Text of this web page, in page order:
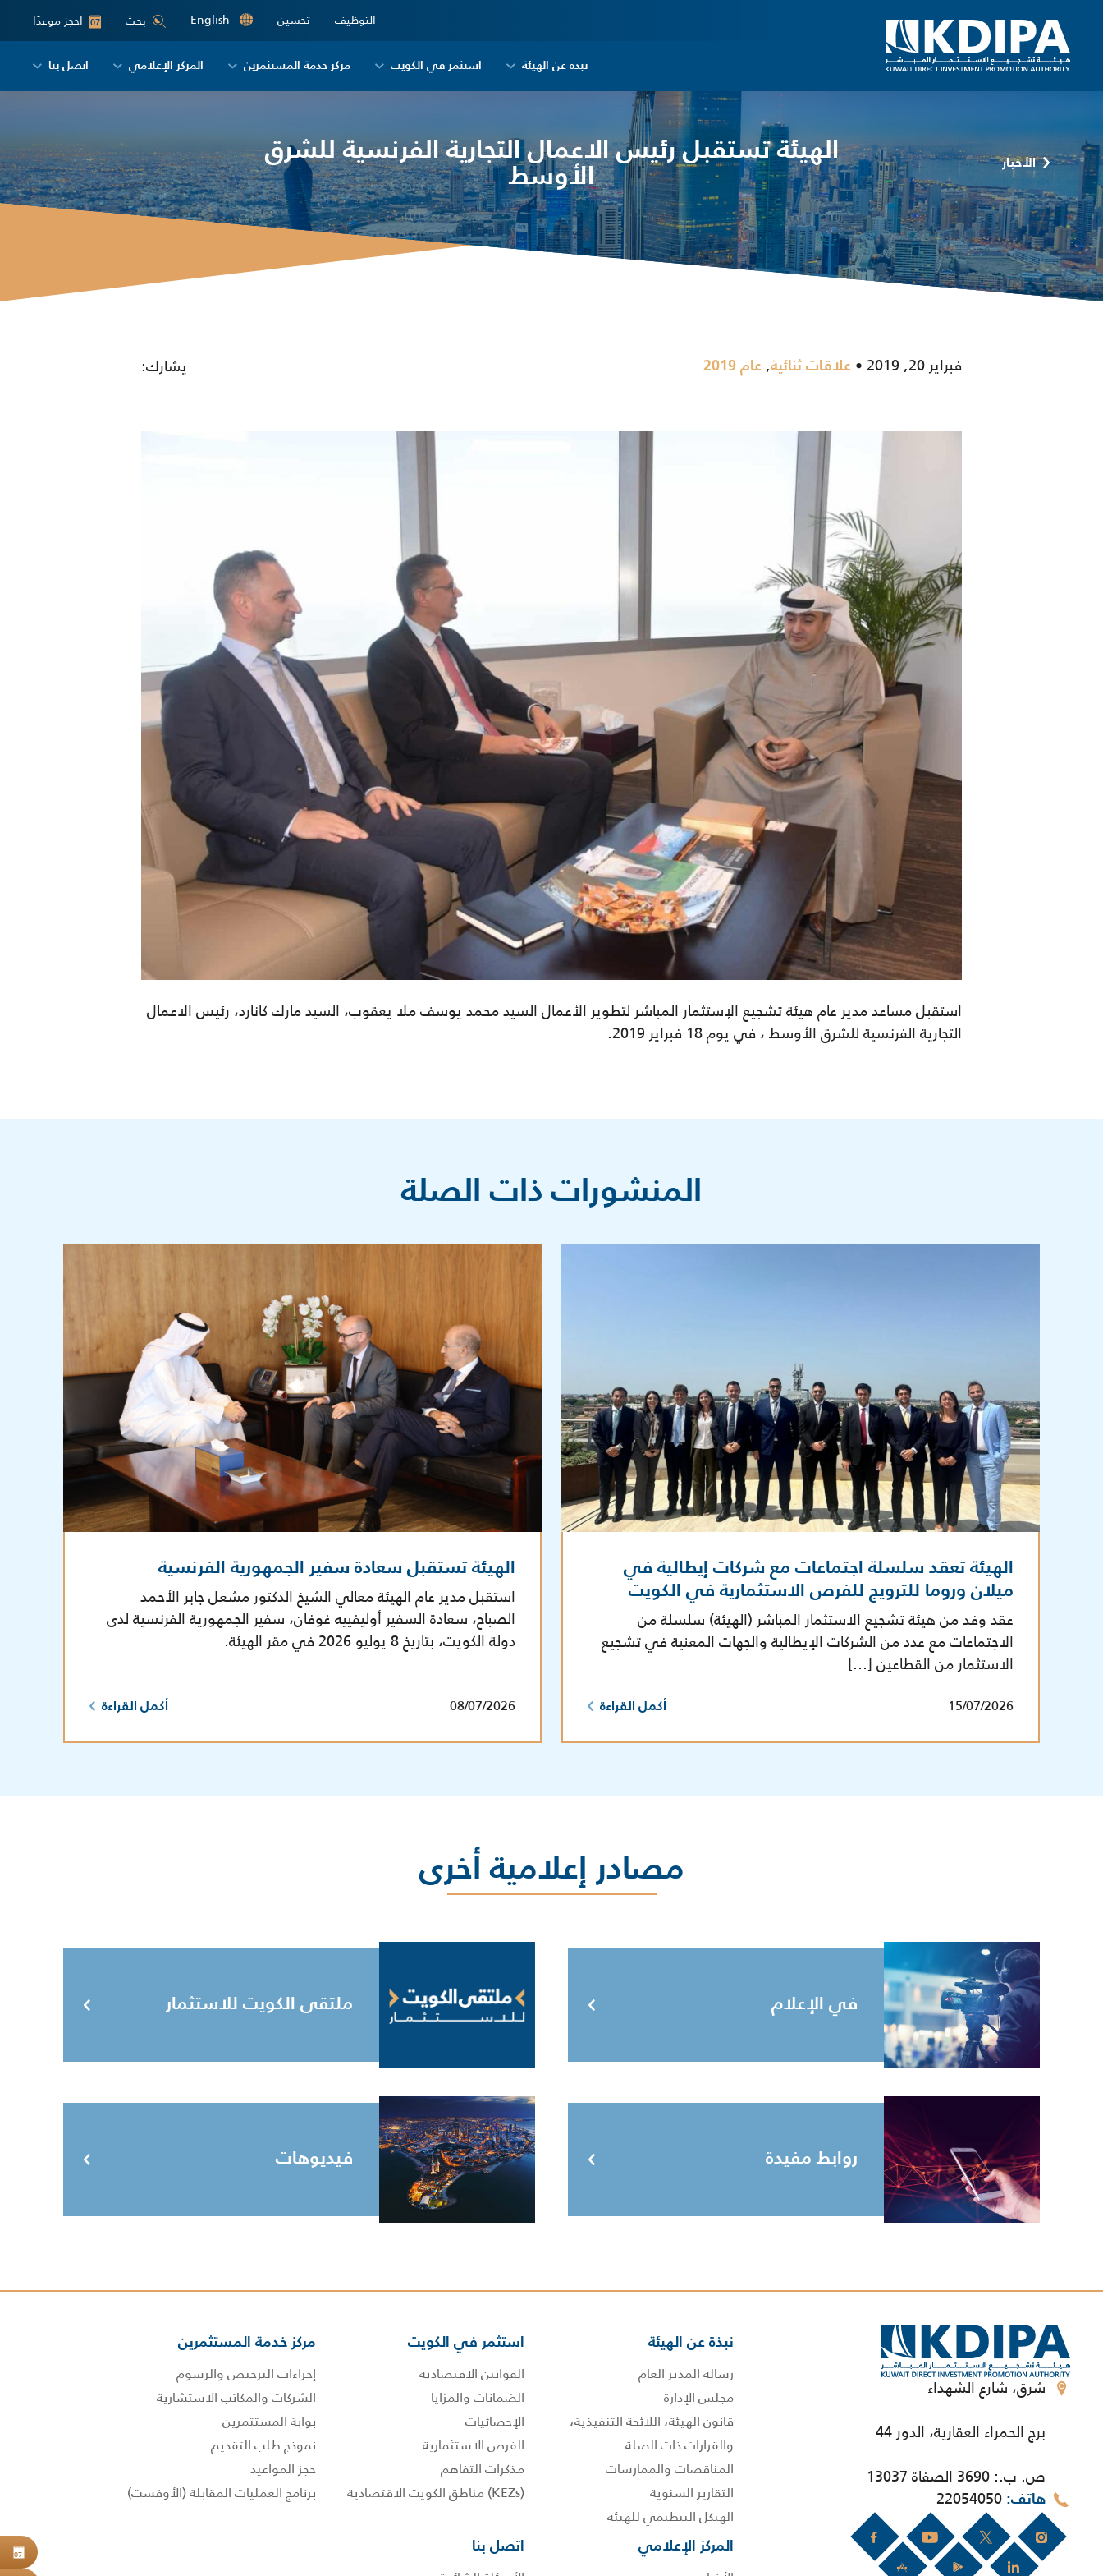
التوظيف تحسين English بحث 07 احجز موعدًا
نبذة عن الهيئة استثمر في الكويت مركز خدمة المستثمرين المركز الإعلامي اتصل بنا
الهيئة تستقبل رئيس الاعمال التجارية الفرنسية للشرق
الأوسط
الأخبار
فبراير 20, 2019 علاقات ثنائية, عام 2019 يشارك:
استقبل مساعد مدير عام هيئة تشجيع الإستثمار المباشر لتطوير الأعمال السيد محمد يوسف ملا يعقوب، السيد مارك كانارد، رئيس الاعمال
التجارية الفرنسية للشرق الأوسط ، في يوم 18 فبراير 2019.
المنشورات ذات الصلة
الهيئة تعقد سلسلة اجتماعات مع شركات إيطالية في
ميلان وروما للترويج للفرص الاستثمارية في الكويت
عقد وفد من هيئة تشجيع الاستثمار المباشر (الهيئة) سلسلة من
الاجتماعات مع عدد من الشركات الإيطالية والجهات المعنية في تشجيع
الاستثمار من القطاعين […]
15/07/2026 أكمل القراءة
الهيئة تستقبل سعادة سفير الجمهورية الفرنسية
استقبل مدير عام الهيئة معالي الشيخ الدكتور مشعل جابر الأحمد
الصباح، سعادة السفير أوليفييه غوفان، سفير الجمهورية الفرنسية لدى
دولة الكويت، بتاريخ 8 يوليو 2026 في مقر الهيئة.
08/07/2026 أكمل القراءة
مصادر إعلامية أخرى
في الإعلام ملتقى الكويت للاستثمار
روابط مفيدة فيديوهات
شرق، شارع الشهداء
برج الحمراء العقارية، الدور 44
ص. ب.: 3690 الصفاة 13037
هاتف
نبذة عن الهيئة
رسالة المدير العام
مجلس الإدارة
قانون الهيئة، اللائحة التنفيذية،
والقرارات ذات الصلة
المناقصات والممارسات
التقارير السنوية
الهيكل التنظيمي للهيئة
استثمر في الكويت
القوانين الاقتصادية
الضمانات والمزايا
الإحصائيات
الفرص الاستثمارية
مذكرات التفاهم
(KEZs) مناطق الكويت الاقتصادية
مركز خدمة المستثمرين
إجراءات الترخيص والرسوم
الشركات والمكاتب الاستشارية
بوابة المستثمرين
نموذج طلب التقديم
حجز المواعيد
برنامج العمليات المقابلة (الأوفست)
المركز الإعلامي اتصل بنا
07